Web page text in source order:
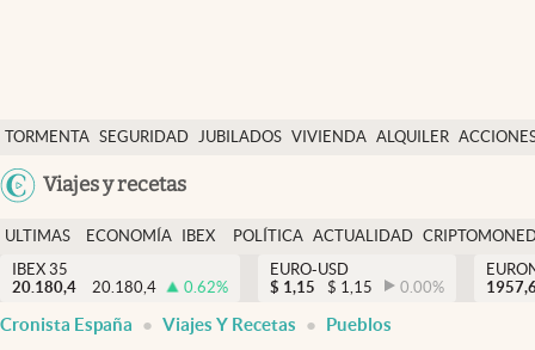
TORMENTA SEGURIDAD JUBILADOS VIVIENDA ALQUILER
USA
Viajes y recetas
Economía y finanzas
Política
Actualidad
Criptomonedas
España
ULTIMAS
NOTICIAS
ECONOMÍA
FINANZAS
IBEX
EURO
POLÍTICA ACTUALIDAD
IBEX 35
20.180,4
20.180,4 0.62%
EURO-USD
$ 1,15 $ 1,15 0.00%
Cronista España Viajes Y Recetas Pueblos